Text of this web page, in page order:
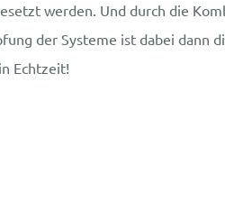
werden. Und durch die
der Systeme ist dabei dann
Echtzeit!